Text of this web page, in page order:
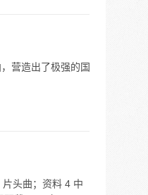
营造出了极强的国
头曲；资料 4 中